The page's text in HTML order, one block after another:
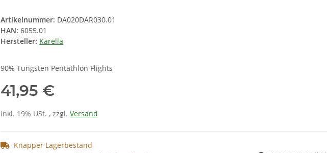
Artikelnummer: DA020DAR030.01
HAN: 6055.01
Hersteller: Karella
90% Tungsten Pentathlon Flights
41,95 €
inkl. 19% USt. , zzgl. Versand
Knapper Lagerbestand